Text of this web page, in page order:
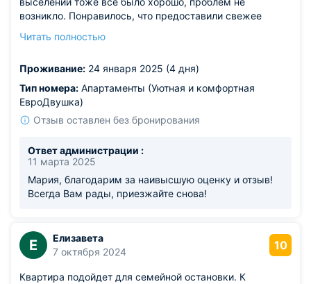
возникло. Понравилось, что предоставили свежее
очень-очень чисто. Расположение нам подошло.
Читать полностью
Проживание: 24 января 2025 (4 дня)
Тип номера: Апартаменты (Уютная и комфортная
ЕвроДвушка)
Отзыв оставлен без бронирования
Ответ администрации :
11 марта 2025
Мария, благодарим за наивысшую оценку и отзыв!
Всегда Вам рады, приезжайте снова!
Е
Елизавета
7 октября 2024
10
Квартира подойдет для семейной остановки. К